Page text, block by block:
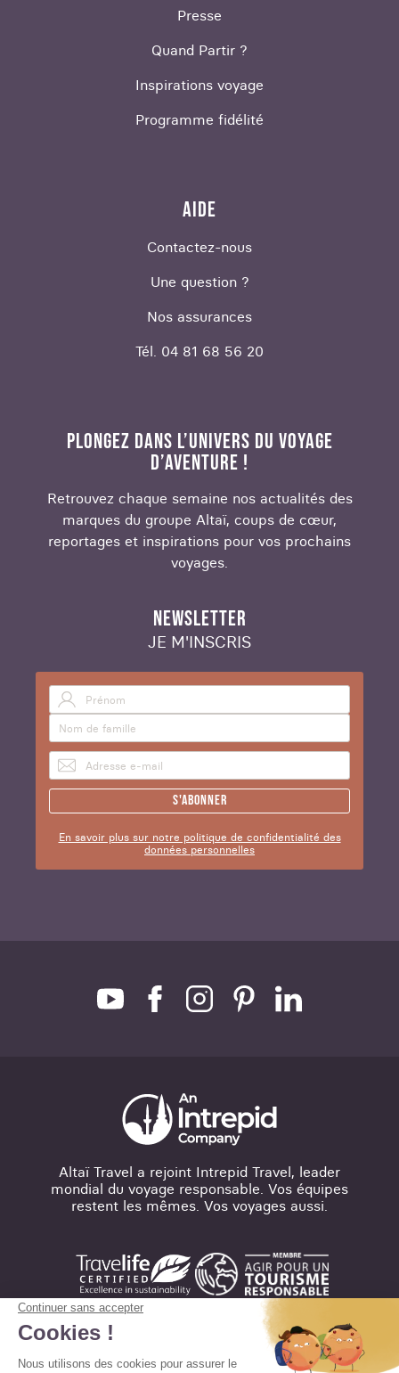
Presse
Quand Partir ?
Inspirations voyage
Programme fidélité
AIDE
Contactez-nous
Une question ?
Nos assurances
Tél. 04 81 68 56 20
PLONGEZ DANS L’UNIVERS DU VOYAGE
D’AVENTURE !
Retrouvez chaque semaine nos actualités des
marques du groupe Altaï, coups de cœur,
reportages et inspirations pour vos prochains
voyages.
NEWSLETTER
JE M'INSCRIS
S'abonner
En savoir plus sur notre politique de confidentialité des
données personnelles
Altaï Travel a rejoint Intrepid Travel, leader
mondial du voyage responsable. Vos équipes
restent les mêmes. Vos voyages aussi.